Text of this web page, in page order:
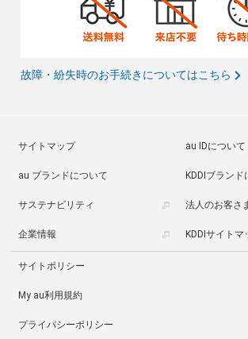
故障・紛失時のお手続きについてはこちら
サイトマップ au IDについて
au ブランドについて KDDIブランド
サステナビリティ 法人のお客さ
企業情報 KDDIサイトマ
サイトポリシー
My au利用規約
プライバシーポリシー